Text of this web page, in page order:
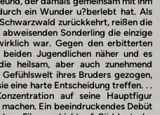
ein Wunder u?berlebt hat. Als
zurückkehrt, reißen die
Sonderling die einzige
war. Gegen den erbitterten
Jugendlichen näher und es
heilsam, aber auch zunehmend
ihres Bruders gezogen,
eine harte Entscheidung treffen. . .
auf seine Hauptfigur
Ein beeindruckendes Debüt